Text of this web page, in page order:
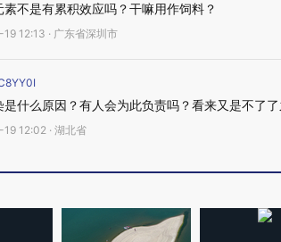
素不是有累积效应吗？干嘛用作饲料？
12:13 · 广东省深圳市
是什么原因？有人会为此负责吗？看来又是不了了
12:02 · 湖北省